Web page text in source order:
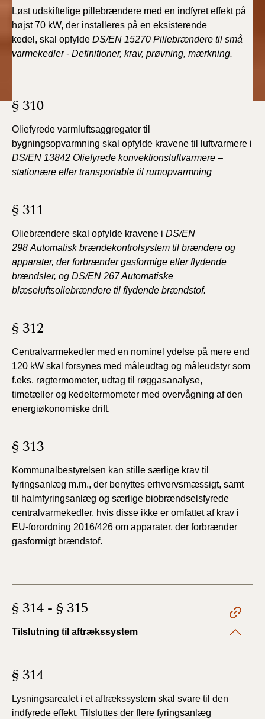
Løst udskiftelige pillebrændere med en indfyret effekt på
højst 70 kW, der installeres på en eksisterende
kedel, skal opfylde DS/EN 15270 Pillebrændere til små
varmekedler - Definitioner, krav, prøvning, mærkning.
§ 310
Oliefyrede varmluftsaggregater til
bygningsopvarmning skal opfylde kravene til luftvarmere i
DS/EN 13842 Oliefyrede konvektionsluftvarmere –
stationære ellertransportable til rumopvarmning
§ 311
Oliebrændere skal opfylde kravene i DS/EN
298 Automatisk brændekontrolsystem til brændere og
apparater, der forbrænder gasformige eller flydende
brændsler, og DS/EN 267 Automatiske
blæseluftsoliebrændere til flydende brændstof.
§ 312
Centralvarmekedler med en nominel ydelse på mere end
120 kW skal forsynes med måleudtag og måleudstyr som
f.eks. røgtermometer, udtag til røggasanalyse,
timetæller og kedeltermometer med overvågning af den
energiøkonomiske drift.
§ 313
Kommunalbestyrelsen kan stille særlige krav til
fyringsanlæg m.m., der benyttes erhvervsmæssigt, samt
til
halmfyringsanlæg og særlige biobrændselsfyrede
centralvarmekedler, hvis disse ikke er omfattet af krav i
EU-forordning 2016/426 om apparater, der forbrænder
gasformigt brændstof.
§ 314 - § 315
Tilslutning til aftrækssystem
§ 314
Lysningsarealet i et aftrækssystem skal svare til den
indfyrede effekt. Tilsluttes der flere fyringsanlæg